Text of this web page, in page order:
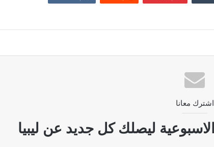
اشترك معانا
ليصلك كل جديد عن ليبيا